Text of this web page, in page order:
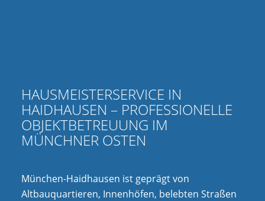
HAUSMEISTERSERVICE IN
HAIDHAUSEN – PROFESSIONELLE
OBJEKTBETREUUNG IM
MÜNCHNER OSTEN
München-Haidhausen ist geprägt von
Altbauquartieren, Innenhöfen, belebten Straßen